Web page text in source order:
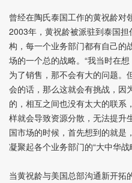
曾经在陶氏泰国工作的黄祝龄对
2003年，黄祝龄被派驻到泰国
构，每一个业务部门都有自己的
场的一个总的战略。“我当时在
为了销售，那不会有大的问题。
会的话，那么这就会有挑战，因
的，相互之间也没有太大的联系
样就会导致资源分散，无法提升
国市场的时候，首先想到的就是
凝聚起各个业务部门的“大中华战
当黄祝龄与美国总部沟通新开拓